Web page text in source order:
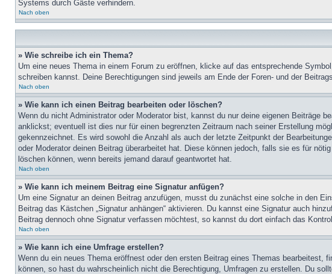
Systems durch Gäste verhindern.
Nach oben
» Wie schreibe ich ein Thema?
Um eine neues Thema in einem Forum zu eröffnen, klicke auf das entsprechende
schreiben kannst. Deine Berechtigungen sind jeweils am Ende der Foren- und der
Nach oben
» Wie kann ich einen Beitrag bearbeiten oder löschen?
Wenn du nicht Administrator oder Moderator bist, kannst du nur deine eigenen Beiträge
anklickst; eventuell ist dies nur für einen begrenzten Zeitraum nach seiner Erstellung
gekennzeichnet. Es wird sowohl die Anzahl als auch der letzte Zeitpunkt der
oder Moderator deinen Beitrag überarbeitet hat. Diese können jedoch, falls sie es für
löschen können, wenn bereits jemand darauf geantwortet hat.
Nach oben
» Wie kann ich meinem Beitrag eine Signatur anfügen?
Um eine Signatur an deinen Beitrag anzufügen, musst du zunächst eine solche in den
Beitrag das Kästchen „Signatur anhängen“ aktivieren. Du kannst eine Signatur auch
Beitrag dennoch ohne Signatur verfassen möchtest, so kannst du dort einfach das
Nach oben
» Wie kann ich eine Umfrage erstellen?
Wenn du ein neues Thema eröffnest oder den ersten Beitrag eines Themas bearbeitest,
können, so hast du wahrscheinlich nicht die Berechtigung, Umfragen zu erstellen. Du